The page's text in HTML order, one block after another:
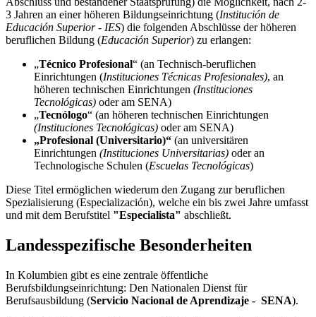
3 Jahren an einer höheren Bildungseinrichtung (Institución de
Educación Superior - IES) die folgenden Abschlüsse der höheren
beruflichen Bildung (Educación Superior) zu erlangen:
„Técnico Profesional“ (an Technisch-beruflichen
Einrichtungen (Instituciones Técnicas Profesionales), an
höheren technischen Einrichtungen (Instituciones
Tecnológicas) oder am SENA)
„Tecnólogo“ (an höheren technischen Einrichtungen
(Instituciones Tecnológicas) oder am SENA)
„Profesional (Universitario)“ (an universitären
Einrichtungen (Instituciones Universitarias) oder an
Technologische Schulen (Escuelas Tecnológicas)
Diese Titel ermöglichen wiederum den Zugang zur beruflichen
Spezialisierung (Especialización), welche ein bis zwei Jahre umfasst
und mit dem Berufstitel "Especialista" abschließt.
Landesspezifische Besonderheiten
In Kolumbien gibt es eine zentrale öffentliche
Berufsbildungseinrichtung: Den Nationalen Dienst für
Berufsausbildung (Servicio Nacional de Aprendizaje - SENA).